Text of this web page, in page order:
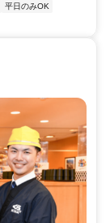
平日のみOK